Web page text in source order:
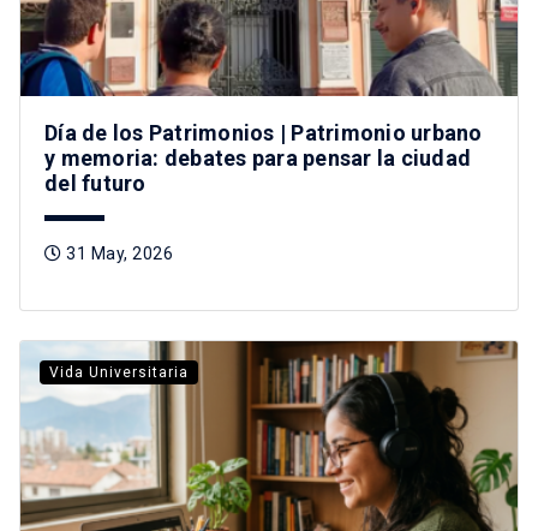
Día de los Patrimonios | Patrimonio urbano
y memoria: debates para pensar la ciudad
del futuro
31 May, 2026
Vida Universitaria